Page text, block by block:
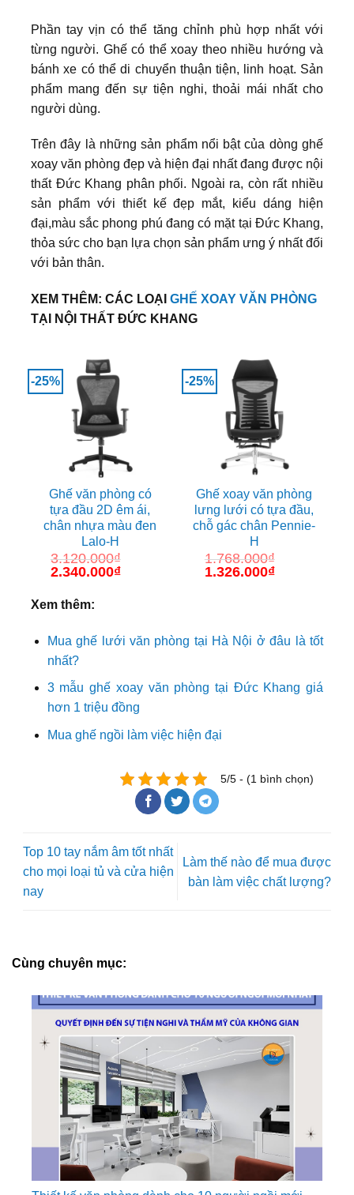
Phần tay vịn có thể tăng chỉnh phù hợp nhất với
từng người. Ghế có thể xoay theo nhiều hướng và
bánh xe có thể di chuyển thuận tiện, linh hoạt. Sản
phẩm mang đến sự tiện nghi, thoải mái nhất cho
người dùng.
Trên đây là những sản phẩm nổi bật của dòng ghế
xoay văn phòng đẹp và hiện đại nhất đang được nội
thất Đức Khang phân phối. Ngoài ra, còn rất nhiều
sản phẩm với thiết kế đẹp mắt, kiểu dáng hiện
đại,màu sắc phong phú đang có mặt tại Đức Khang,
thỏa sức cho bạn lựa chọn sản phẩm ưng ý nhất đối
với bản thân.
XEM THÊM: CÁC LOẠI GHẾ XOAY VĂN PHÒNG
TẠI NỘI THẤT ĐỨC KHANG
-25%
Ghế văn phòng có
tựa đầu 2D êm ái,
chân nhựa màu đen
Lalo-H
3.120.000₫
Giá
3.120.000₫.
2.340.000₫Giá
-25%
Ghế xoay văn phòng
lưng lưới có tựa đầu,
chỗ gác chân Pennie-
H
1.768.000₫
Giá
1.326.000₫Giá
Xem thêm:
Mua ghế lưới văn phòng tại Hà Nội ở đâu là tốt
nhất?
3 mẫu ghế xoay văn phòng tại Đức Khang giá
hơn 1 triệu đồng
Mua ghế ngồi làm việc hiện đại
5/5 - (1 bình chọn)
Top 10 tay nắm âm tốt nhất
cho mọi loại tủ và cửa hiện
nay
Làm thế nào để mua được
bàn làm việc chất lượng?
Cùng chuyên mục: